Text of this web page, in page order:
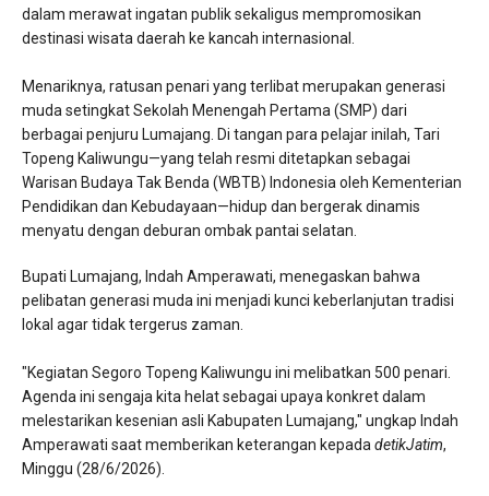
dalam merawat ingatan publik sekaligus mempromosikan
destinasi wisata daerah ke kancah internasional.
​Menariknya, ratusan penari yang terlibat merupakan generasi
muda setingkat Sekolah Menengah Pertama (SMP) dari
berbagai penjuru Lumajang. Di tangan para pelajar inilah, Tari
Topeng Kaliwungu—yang telah resmi ditetapkan sebagai
Warisan Budaya Tak Benda (WBTB) Indonesia oleh Kementerian
Pendidikan dan Kebudayaan—hidup dan bergerak dinamis
menyatu dengan deburan ombak pantai selatan.
​Bupati Lumajang, Indah Amperawati, menegaskan bahwa
pelibatan generasi muda ini menjadi kunci keberlanjutan tradisi
lokal agar tidak tergerus zaman.
​"Kegiatan Segoro Topeng Kaliwungu ini melibatkan 500 penari.
Agenda ini sengaja kita helat sebagai upaya konkret dalam
melestarikan kesenian asli Kabupaten Lumajang," ungkap Indah
Amperawati saat memberikan keterangan kepada detikJatim,
Minggu (28/6/2026).